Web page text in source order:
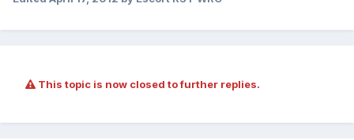
This topic is now closed to further replies.